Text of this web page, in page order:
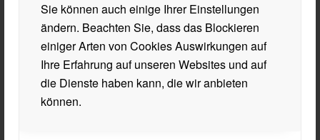
Sie können auch einige Ihrer Einstellungen
ändern. Beachten Sie, dass das Blockieren
einiger Arten von Cookies Auswirkungen auf
Ihre Erfahrung auf unseren Websites und auf
die Dienste haben kann, die wir anbieten
können.
ÖFFNUNGSZEITEN
Öffnungszeiten Sekretariat
MO/MI/DO 7:30 – 15:30
DI/FR 7:30 – 14:30